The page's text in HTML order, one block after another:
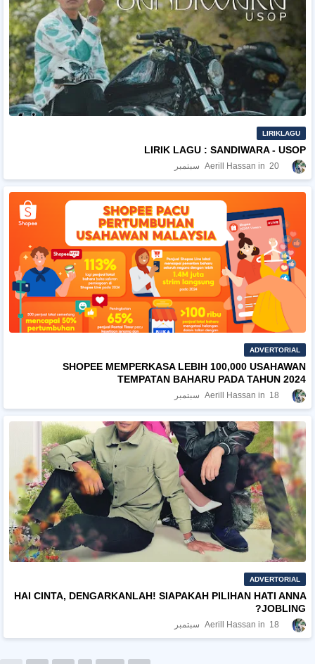
LIRIKLAGU
LIRIK LAGU : SANDIWARA - USOP
Aerill Hassan 20 سبتمبر
ADVERTORIAL
SHOPEE MEMPERKASA LEBIH 100,000 USAHAWAN
TEMPATAN BAHARU PADA TAHUN 2024
Aerill Hassan 18 سبتمبر
ADVERTORIAL
HAI CINTA, DENGARKANLAH! SIAPAKAH PILIHAN HATI ANNA
JOBLING?
Aerill Hassan 18 سبتمبر